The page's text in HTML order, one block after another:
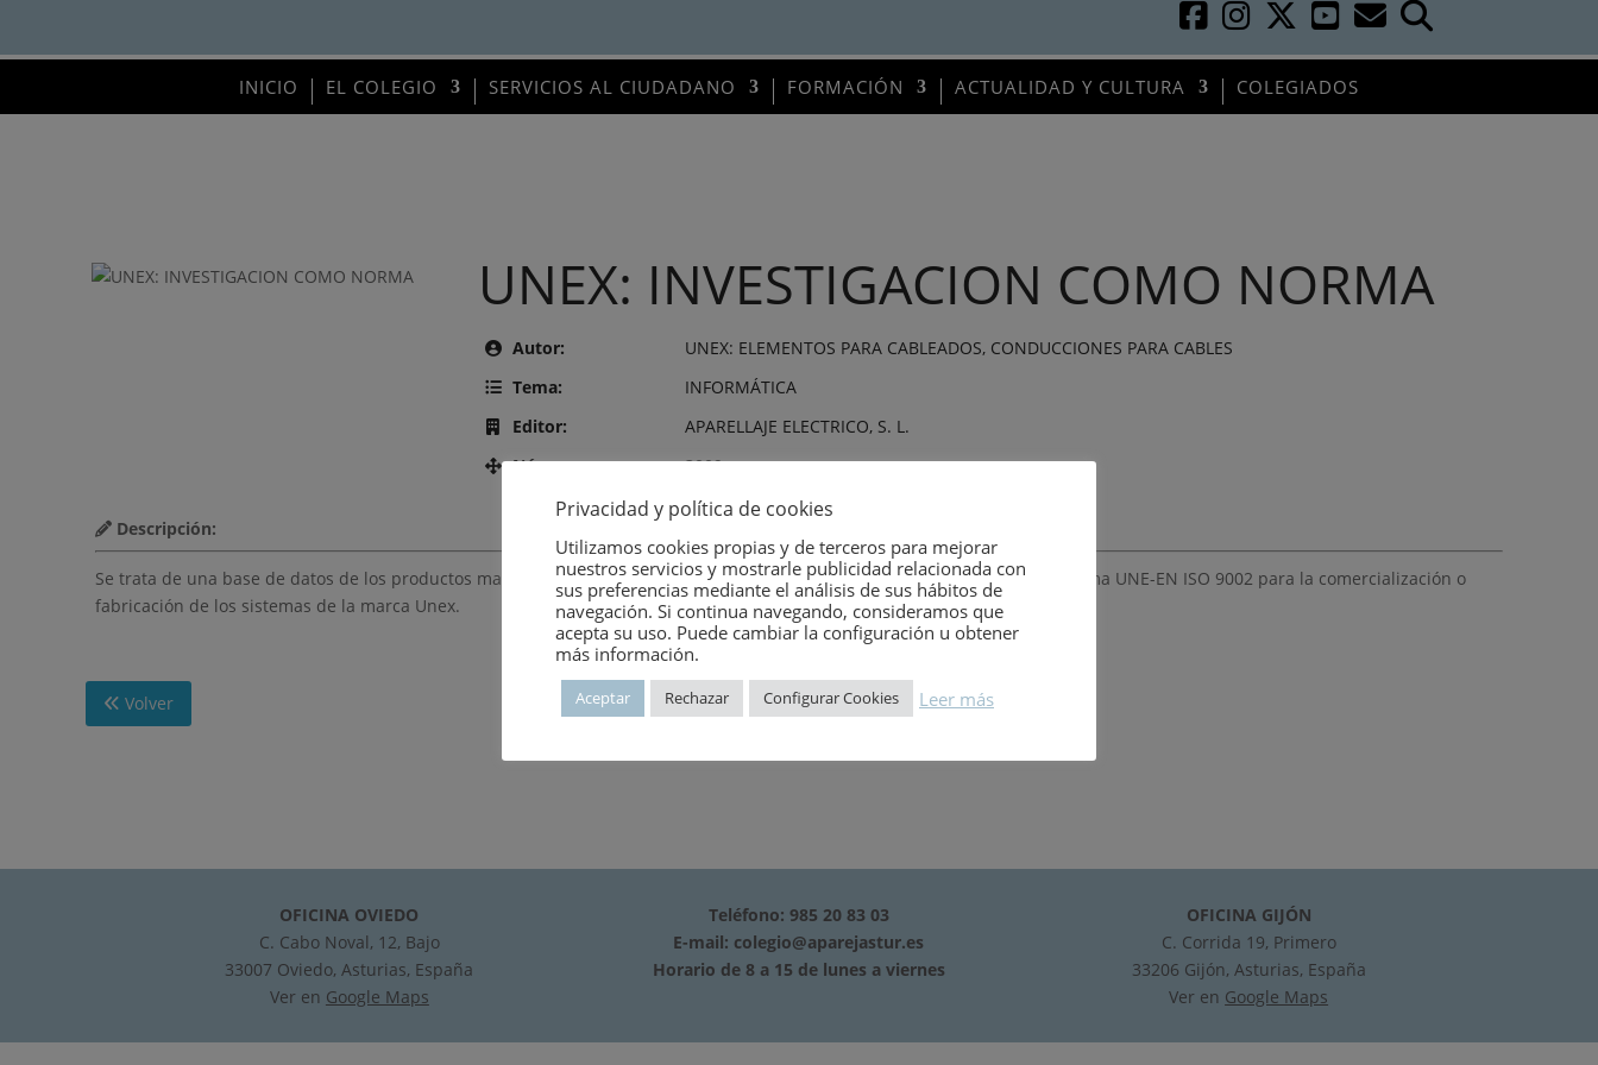
INICIO EL COLEGIO SERVICIOS AL CIUDADANO FORMACIÓN ACTUALIDAD Y CULTURA COLEGIADOS
UNEX: INVESTIGACION COMO NORMA
Autor:
UNEX: ELEMENTOS PARA CABLEADOS, CONDUCCIONES PARA CABLES
Tema:
INFORMÁTICA
Editor:
APARELLAJE ELECTRICO, S. L.
Número:
3009
Descripción:
Se trata de una base de datos de los productos marca Unex: elementos para cableados, coducciones para cables, según norma UNE-EN ISO 9002 para la comercialización o
fabricación de los sistemas de la marca Unex.
Volver
OFICINA OVIEDO
C. Cabo Noval, 12, Bajo
33007 Oviedo, Asturias, España
Ver en Google Maps
Teléfono: 985 20 83 03
E-mail: colegio@aparejastur.es
Horario de 8 a 15 de lunes a viernes
OFICINA GIJÓN
C. Corrida 19, Primero
33206 Gijón, Asturias, España
Ver en Google Maps
Privacidad y política de cookies
Utilizamos cookies propias y de terceros para mejorar
nuestros servicios y mostrarle publicidad relacionada con
sus preferencias mediante el análisis de sus hábitos de
navegación. Si continua navegando, consideramos que
acepta su uso. Puede cambiar la configuración u obtener
más información.
Aceptar Rechazar Configurar Cookies Leer más